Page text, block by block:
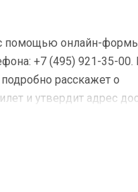
с помощью онлайн-
+7 (495) 921-35-00.
расскажет о
и утвердит адрес
2-х часов. Бесплатная
Оплатить